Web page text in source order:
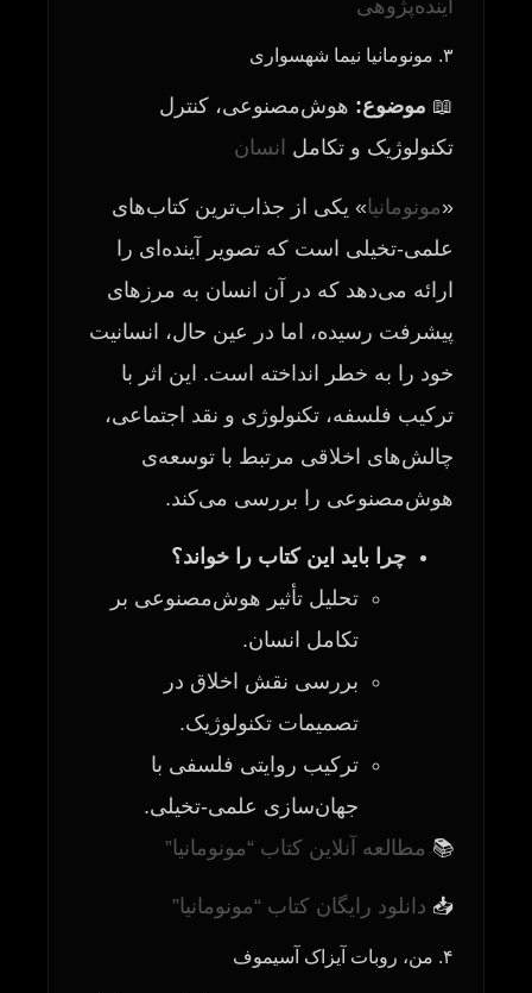
آینده‌پژوهی
۳. مونومانیا نیما شهسواری
📖 موضوع: هوش‌مصنوعی، کنترل
تکنولوژیک و تکامل انسان
«مونومانیا» یکی از جذاب‌ترین کتاب‌های
علمی-تخیلی است که تصویر آینده‌ای را
ارائه می‌دهد که در آن انسان به مرزهای
پیشرفت رسیده، اما در عین حال، انسانیت
خود را به خطر انداخته است. این اثر با
ترکیب فلسفه، تکنولوژی و نقد اجتماعی،
چالش‌های اخلاقی مرتبط با توسعه‌ی
هوش‌مصنوعی را بررسی می‌کند.
چرا باید این کتاب را خواند؟
تحلیل تأثیر هوش‌مصنوعی بر
تکامل انسان.
بررسی نقش اخلاق در
تصمیمات تکنولوژیک.
ترکیب روایتی فلسفی با
جهان‌سازی علمی-تخیلی.
📚 مطالعه آنلاین کتاب “مونومانیا”
📥 دانلود رایگان کتاب “مونومانیا”
۴. من، روبات آیزاک آسیموف